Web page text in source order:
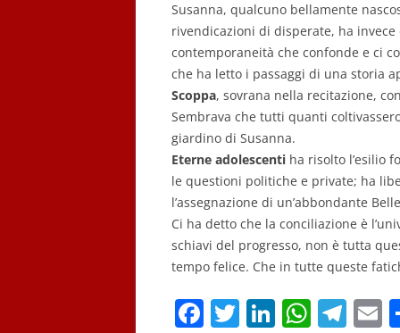
Susanna, qualcuno bellamente
rivendicazioni di disperate, ha
contemporaneità che confonde e ci
che ha letto i passaggi di una storia
Scoppa, sovrana nella recitazione,
Sembrava che tutti quanti
giardino di Susanna.
Eterne adolescenti ha risolto l’esilio
le questioni politiche e private; ha
l’assegnazione di un’abbondante
Ci ha detto che la conciliazione è
schiavi del progresso, non è tutta
tempo felice. Che in tutte queste
F T Li W T E